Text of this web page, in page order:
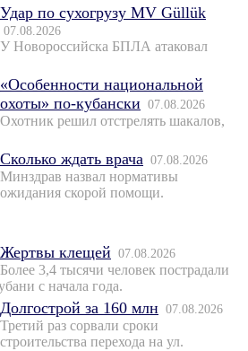
Удар по сухогрузу MV Güllük
07.08.2026
У Новороссийска БПЛА атаковал
«Особенности национальной
охоты» по-кубански 07.08.2026
Охотник решил отстрелять шакалов,
Сколько ждать врача 07.08.2026
Минздрав назвал нормативы
ожидания скорой помощи.
Жертвы клещей 07.08.2026
Более 3,4 тысячи человек пострадали
с начала года.
Долгострой за 160 млн 07.08.2026
Третий раз сорвали сроки
строительства перехода на ул.